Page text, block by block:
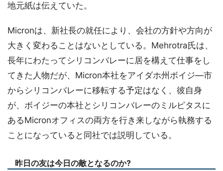
地元紙は伝えていた。
Micronは、新社長の就任により、会社の方針や方向が
大きく変わることはないとしている。Mehrotra氏は、
長年にわたってシリコンバレーに居を構えて仕事をし
てきた人物だが、Micron本社をアイダホ州ボイジ―市
からシリコンバレーに移転する予定はなく、彼自身
が、ボイジーの本社とシリコンバレーのミルピタスに
あるMicronオフィスの両方を行き来しながら執務する
ことになっていると同社では説明している。
昨日の友は今日の敵となるのか?